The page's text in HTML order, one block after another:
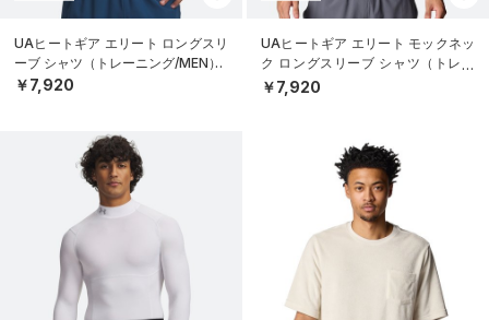
UAヒートギア エリート ロングスリ
ーブ シャツ（トレーニング/MEN）
￥7,920
UAヒートギア エリート モックネッ
ク ロングスリーブ シャツ（トレー
ニング/MEN）
￥7,920